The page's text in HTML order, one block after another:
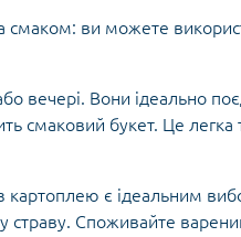
смаком: ви можете
вечері. Вони ідеально
смаковий букет. Це легка
з картоплею є ідеальним
страву. Споживайте